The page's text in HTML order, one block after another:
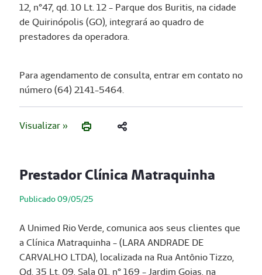
12, n°47, qd. 10 Lt. 12 - Parque dos Buritis, na cidade
de Quirinópolis (GO), integrará ao quadro de
prestadores da operadora.
Para agendamento de consulta, entrar em contato no
número (64) 2141-5464.
Visualizar »
Prestador Clínica Matraquinha
Publicado 09/05/25
A Unimed Rio Verde, comunica aos seus clientes que
a Clínica Matraquinha - (LARA ANDRADE DE
CARVALHO LTDA), localizada na Rua Antônio Tizzo,
Qd. 35 Lt. 09, Sala 01, n° 169 - Jardim Goias, na